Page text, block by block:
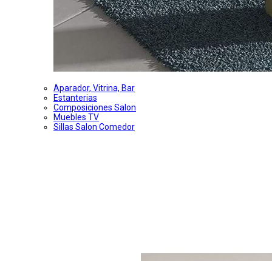
Aparador, Vitrina, Bar
Estanterias
Composiciones Salon
Muebles TV
Sillas Salon Comedor